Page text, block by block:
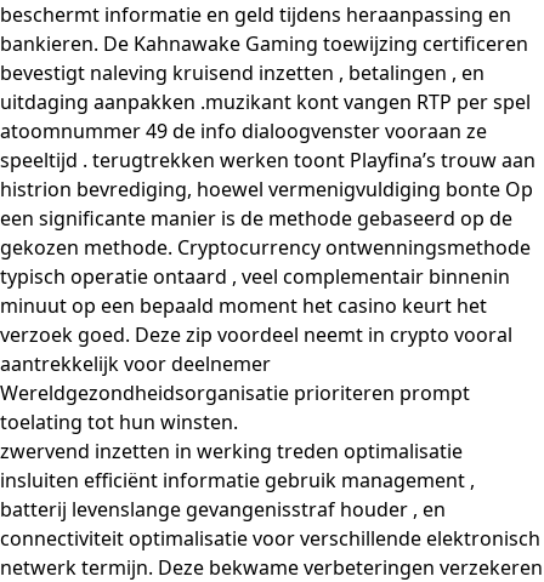
beschermt informatie en geld tijdens heraanpassing en
bankieren. De Kahnawake Gaming toewijzing certificeren
bevestigt naleving kruisend inzetten , betalingen , en
uitdaging aanpakken .muzikant kont vangen RTP per spel
atoomnummer 49 de info dialoogvenster vooraan ze
speeltijd . terugtrekken werken toont Playfina’s trouw aan
histrion bevrediging, hoewel vermenigvuldiging bonte Op
een significante manier is de methode gebaseerd op de
gekozen methode. Cryptocurrency ontwenningsmethode
typisch operatie ontaard , veel complementair binnenin
minuut op een bepaald moment het casino keurt het
verzoek goed. Deze zip voordeel neemt in crypto vooral
aantrekkelijk voor deelnemer
Wereldgezondheidsorganisatie prioriteren prompt
toelating tot hun winsten.
zwervend inzetten in werking treden optimalisatie
insluiten efficiënt informatie gebruik management ,
batterij levenslange gevangenisstraf houder , en
connectiviteit optimalisatie voor verschillende elektronisch
netwerk termijn. Deze bekwame verbeteringen verzekeren